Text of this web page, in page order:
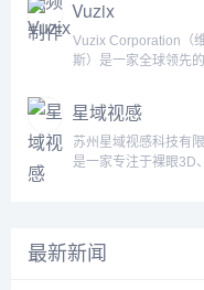
领先的技术优势，公司
新为核心，开创了一
破传统屏幕边界的裸眼
3D裸眼3D技术是一种
佩戴辅助设备，即可
看立体影像的创新科技
的技术团队...
Vuzix
Vuzix Corporation（
斯）是一家全球领先
术公司，总部位于美国
州，专注于设计、开发
售增强现实眼镜和智
设备。自成立以来，
技术在各个行业的应用
括制造、物流、医疗、
星域视感
苏州星域视感科技有
是一家专注于裸眼3D
经验和卓越的创意团队
客户提供从策划到实现
最新新闻